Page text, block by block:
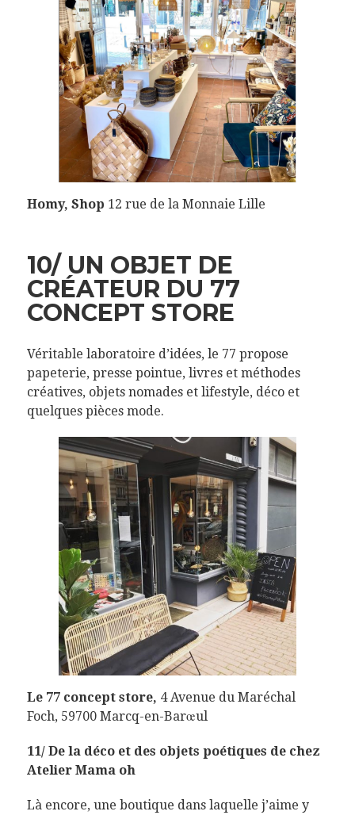
Homy, Shop 12 rue de la Monnaie Lille
10/ UN OBJET DE
CRÉATEUR DU 77
CONCEPT STORE
Véritable laboratoire d’idées, le 77 propose
papeterie, presse pointue, livres et méthodes
créatives, objets nomades et lifestyle, déco et
quelques pièces mode.​
Le 77 concept store, 4 Avenue du Maréchal
Foch, 59700 Marcq-en-Barœul
11/ De la déco et des objets poétiques de chez
Atelier Mama oh
Là encore, une boutique dans laquelle j’aime y